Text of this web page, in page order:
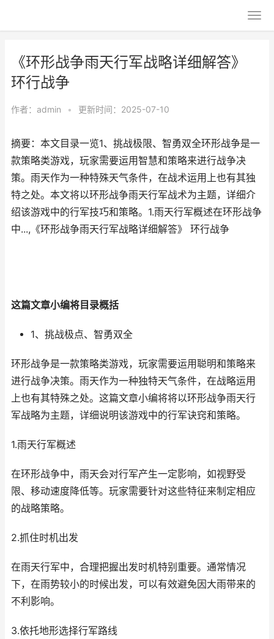
《环形战争雨天行军战略详细解答》
环行战争
作者： admin • 更新时间：2025-07-10
摘要：本文目录一览1、挑战极限、智勇双全环形战争是一
款策略类游戏，玩家需要运用智慧和策略来进行战争决
策。雨天作为一种特殊天气条件，在战术运用上也有其独
特之处。本文将以环形战争雨天行军战术为主题，详细介
绍该游戏中的行军技巧和策略。1.雨天行军概述在环形战争
中...,《环形战争雨天行军战略详细解答》 环行战争
这篇文章小编将目录概括
1、挑战极点、智勇双全
环形战争是一款策略类游戏，玩家需要运用聪明和策略来
进行战争决策。雨天作为一种独特天气条件，在战略运用
上也有其特殊之处。这篇文章小编将将以环形战争雨天行
军战略为主题，详细说明该游戏中的行军诀窍和策略。
1.雨天行军概述
在环形战争中，雨天会对行军产生一定影响，如视野受
限、移动速度降低等。玩家需要针对这些特征来制定相应
的战略策略。
2.抓住时机出发
在雨天行军中，合理把握出发时机特别重要。通常情况
下，在雨势较小的时候出发，可以有效避免因大雨带来的
不利影响。
3.依托地形选择行军路线